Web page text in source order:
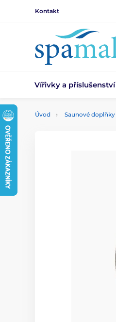
Kontakt
Vířivky a příslušenství
Úvod Saunové doplňky